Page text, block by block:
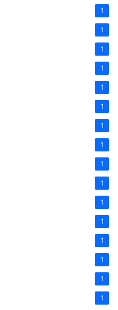
1
1
1
1
1
1
1
1
1
1
1
1
1
1
1
1